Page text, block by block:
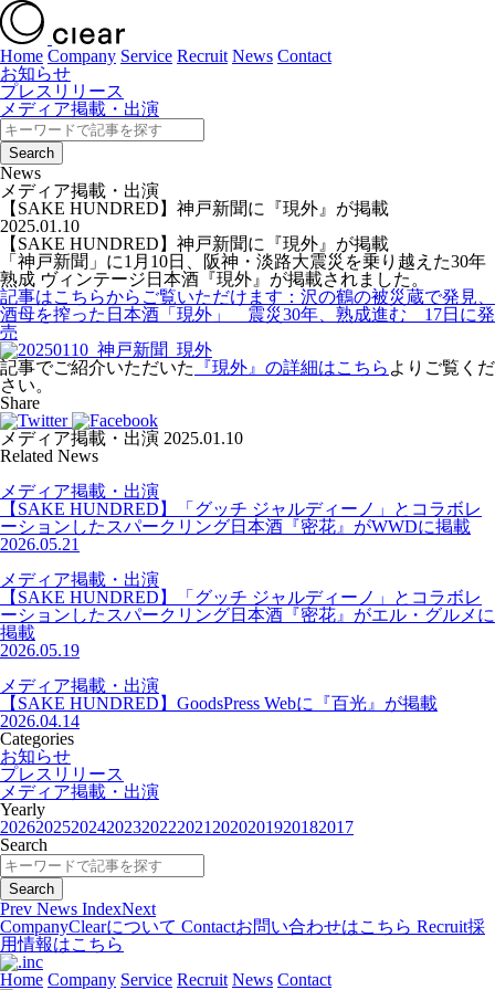
Home Company Service Recruit News Contact
お知らせ
プレスリリース
メディア掲載・出演
News
メディア掲載・出演
【SAKE HUNDRED】神戸新聞に『現外』が掲載
2025.01.10
【SAKE HUNDRED】神戸新聞に『現外』が掲載
「神戸新聞」に1月10日、阪神・淡路大震災を乗り越えた30年
熟成 ヴィンテージ日本酒『現外』が掲載されました。
記事はこちらからご覧いただけます：沢の鶴の被災蔵で発見、
酒母を搾った日本酒「現外」 震災30年、熟成進む 17日に発
売
記事でご紹介いただいた
『現外』の詳細はこちら よりご覧くだ
さい。
Share
メディア掲載・出演 2025.01.10
Related News
メディア掲載・出演
【SAKE HUNDRED】「グッチ ジャルディーノ」とコラボレ
ーションしたスパークリング日本酒『密花』がWWDに掲載
2026.05.21
メディア掲載・出演
【SAKE HUNDRED】「グッチ ジャルディーノ」とコラボレ
ーションしたスパークリング日本酒『密花』がエル・グルメに
掲載
2026.05.19
メディア掲載・出演
【SAKE HUNDRED】GoodsPress Webに『百光』が掲載
2026.04.14
Categories
お知らせ
プレスリリース
メディア掲載・出演
Yearly
202620252024202320222021 2020201920182017
Search
Prev News IndexNext
CompanyClearについて Contactお問い合わせはこちら Recruit採
用情報はこちら
Home Company Service Recruit News Contact